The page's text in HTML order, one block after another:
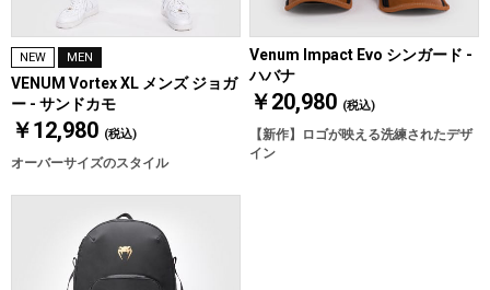
NEW MEN
VENUM Vortex XL メンズ ジョガ
ー - サンドカモ
￥12,980 (税込)
オーバーサイズのスタイル
Venum Impact Evo シンガード -
ハバナ
￥20,980 (税込)
【新作】ロゴが映える洗練されたデザ
イン